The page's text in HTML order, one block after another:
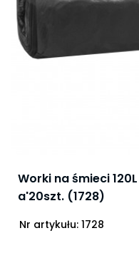
Worki na śmieci
a'20szt. (1728)
Nr artykułu: 1728